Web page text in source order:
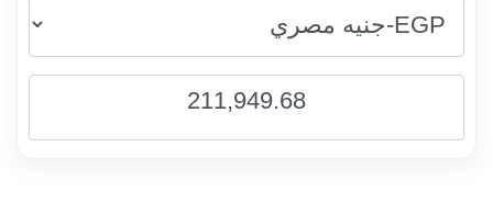
211,949.68